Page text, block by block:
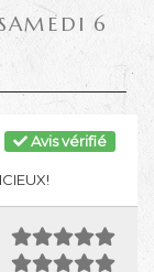
6
Avis vérifié